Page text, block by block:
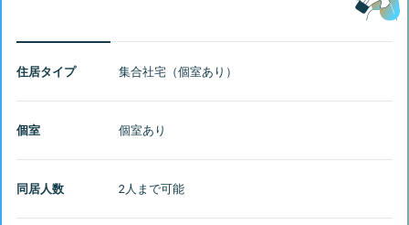
住居タイプ 集合社宅（個室あり）
個室 個室あり
同居人数 2人まで可能